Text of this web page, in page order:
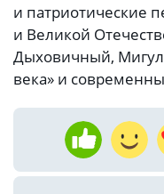
и патриотические
и Великой
Дыховичный,
века» и